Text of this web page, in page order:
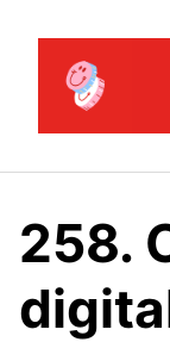
contenido
258.